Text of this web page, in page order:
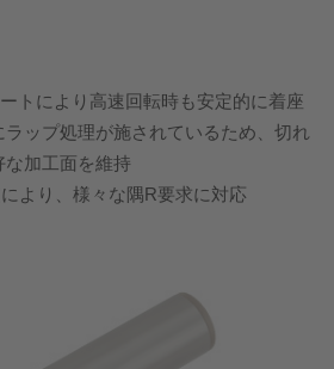
トにより高速回転時も安定的に着座
ラップ処理が施されているため、切れ
な加工面を維持
より、様々な隅R要求に対応